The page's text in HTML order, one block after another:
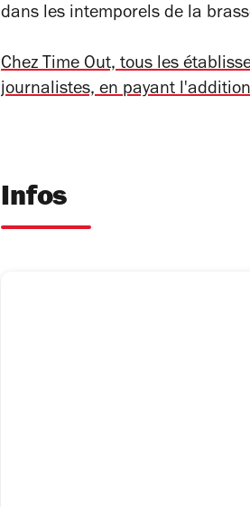
dans les intemporels de la
Chez Time Out, tous les
journalistes, en payant
Infos